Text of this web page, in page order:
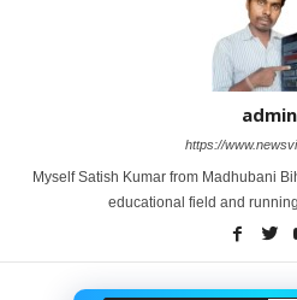
admin
https://
Myself Satish Kumar from Madhubani
educational field and